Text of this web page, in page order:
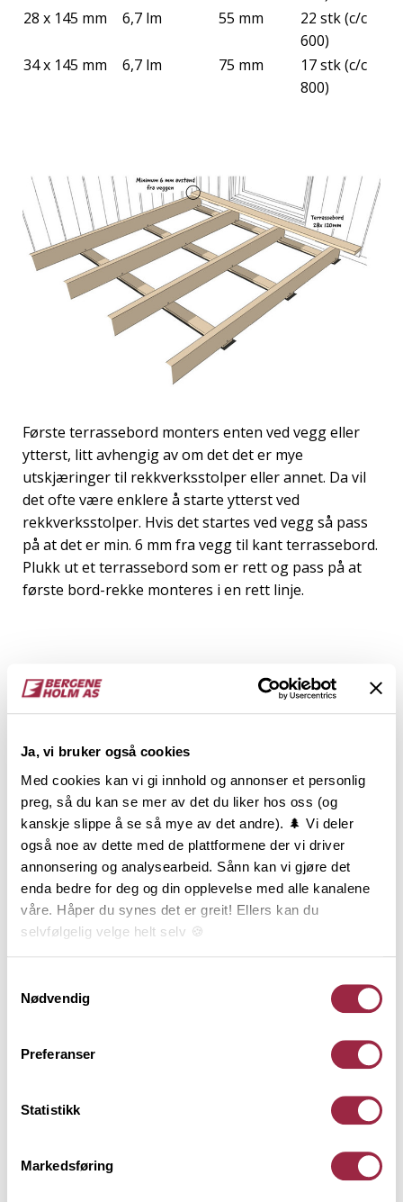
Ja, vi bruker også cookies
Med cookies kan vi gi innhold og annonser et personlig
preg, så du kan se mer av det du liker hos oss (og
kanskje slippe å se så mye av det andre). 🌲 Vi deler
også noe av dette med de plattformene der vi driver
annonsering og analysearbeid. Sånn kan vi gjøre det
enda bedre for deg og din opplevelse med alle kanalene
våre. Håper du synes det er greit! Ellers kan du
selvfølgelig velge helt selv 🍪
Nødvendig
Preferanser
Statistikk
Markedsføring
28 x 145 mm
6,7 lm 55 mm
22 stk (c/c
600)
34 x 145 mm
6,7 lm 75 mm
17 stk (c/c
800)
Første terrassebord monters enten ved vegg eller
ytterst, litt avhengig av om det det er mye
utskjæringer til rekkverksstolper eller annet. Da vil
det ofte være enklere å starte ytterst ved
rekkverksstolper. Hvis det startes ved vegg så pass
på at det er min. 6 mm fra vegg til kant terrassebord.
Plukk ut et terrassebord som er rett og pass på at
første bord-rekke monteres i en rett linje.
Cu-impregnerte terrassebord skal monteres med
den beste siden opp, det vil si den siden som ser
Hvilket mellomrom man skal benytte mellom
bordene. Man må alltid montere de med litt
lange nedbørsperioder, samtidig ønsker man ofte
ikke for stort mellomrom mellom bordene når de
under tak og tørket i en periode må de monteres